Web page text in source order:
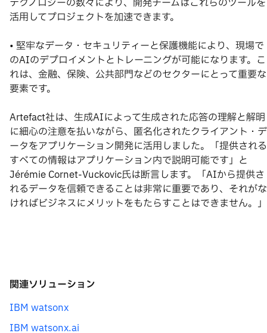
活用してプロジェクトを加速できます。
• 堅牢なデータ・セキュリティーと保護機能により、現場で
のAIのデプロイメントとトレーニングが可能になります。こ
れは、金融、保険、公共部門などのセクターにとって重要な
要素です。
Artefact社は、生成AIによって生成された応答の理解と解明
に細心の注意を払いながら、匿名化されたクライアント・デ
ータをアプリケーション開発に活用しました。「提供される
すべての情報はアプリケーション内で説明可能です」と
Jérémie Cornet-Vuckovic氏は断言します。「AIから提供さ
れるデータを信頼できることは非常に重要であり、それがな
ければビジネスにメリットをもたらすことはできません。」
関連ソリューション
IBM watsonx
IBM watsonx.ai